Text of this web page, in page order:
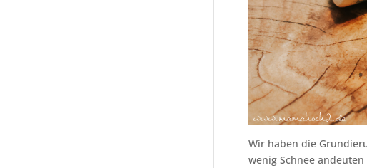
Wir haben die
wenig Schnee